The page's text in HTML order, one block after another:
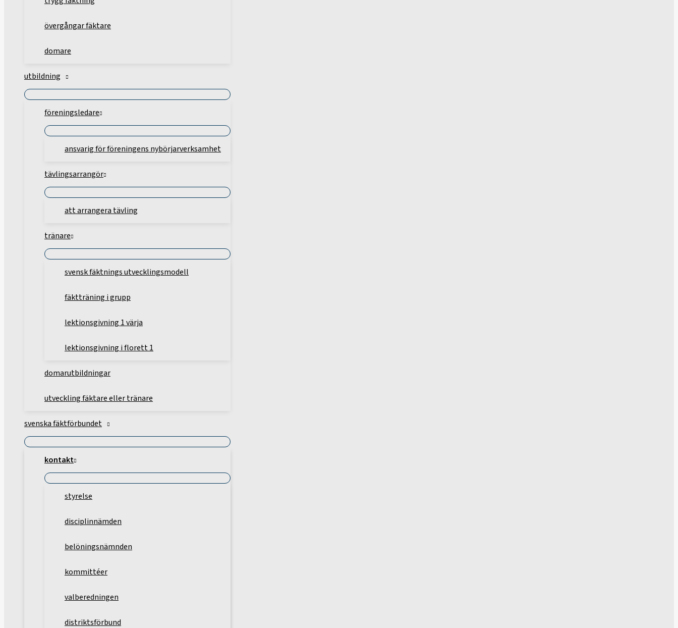
övergångar fäktare
domare
utbildning
föreningsledare
ansvarig för föreningens nybörjarverksamhet
tävlingsarrangör
att arrangera tävling
tränare
svensk fäktnings utvecklingsmodell
fäktträning i grupp
lektionsgivning 1 värja
lektionsgivning i florett 1
domarutbildningar
utveckling fäktare eller tränare
svenska fäktförbundet
kontakt
styrelse
disciplinnämden
belöningsnämnden
kommittéer
valberedningen
distriktsförbund